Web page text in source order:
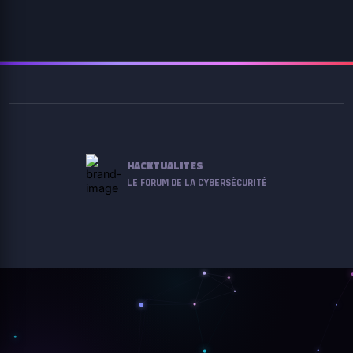
HACKTUALITES
LE FORUM DE LA CYBERSÉCURITÉ